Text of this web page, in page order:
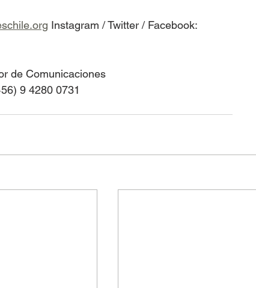
Instagram / Twitter / Facebook:
de Comunicaciones
9 4280 0731